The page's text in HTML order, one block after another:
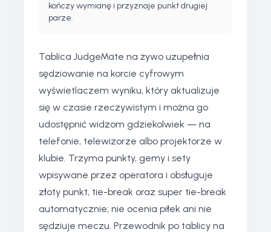
kończy wymianę i przyznaje punkt drugiej
parze.
Tablica JudgeMate na żywo uzupełnia
sędziowanie na korcie cyfrowym
wyświetlaczem wyniku, który aktualizuje
się w czasie rzeczywistym i można go
udostępnić widzom gdziekolwiek — na
telefonie, telewizorze albo projektorze w
klubie. Trzyma punkty, gemy i sety
wpisywane przez operatora i obsługuje
złoty punkt, tie-break oraz super tie-break
automatycznie; nie ocenia piłek ani nie
sędziuje meczu. Przewodnik po tablicy na